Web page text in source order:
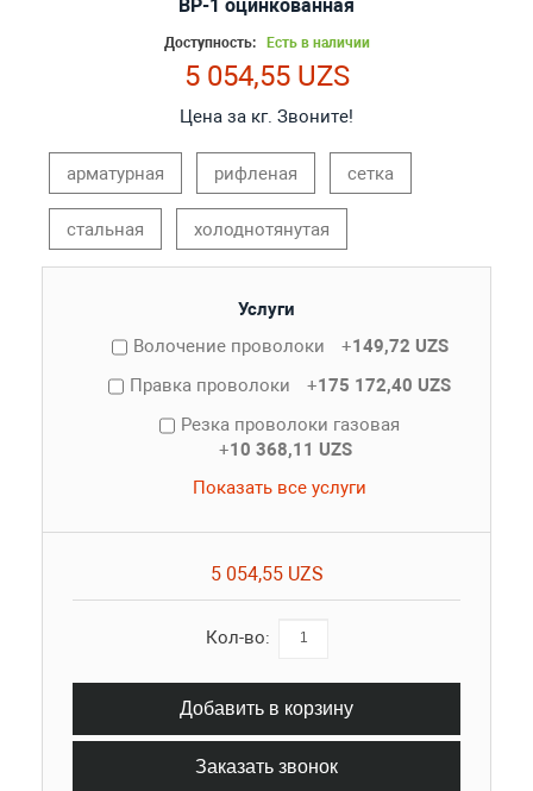
ВР-1 оцинкованная
Доступность: Есть в наличии
5 054,55 UZS
Цена за кг. Звоните!
арматурная рифленая сетка
стальная холоднотянутая
Услуги
Волочение проволоки
+149,72 UZS
Правка проволоки
+175 172,40 UZS
Резка проволоки газовая
+10 368,11 UZS
Показать все услуги
5 054,55 UZS
Кол-во:
Добавить в корзину
Заказать звонок